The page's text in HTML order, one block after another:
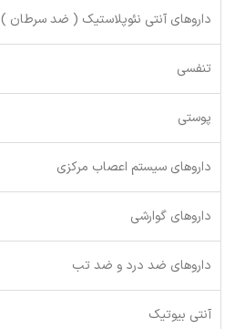
داروهای آنتی نئوپلاستیک ( ضد سرطان )
تنفسی
پوستی
داروهای سیستم اعصاب مرکزی
داروهای گوارشی
داروهای ضد درد و ضد تب
آنتی بیوتیک